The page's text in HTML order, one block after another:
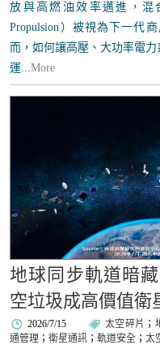
放與高燃油效率邁進，混
Propulsion）被視為下一代
而，如何讓高壓、大功率電
運...More
地球同步軌道暗
空垃圾成高價值衛
2026/7/15 太空碎片 ；
通管理 ；衛星通訊 ；軌道安全 ；太